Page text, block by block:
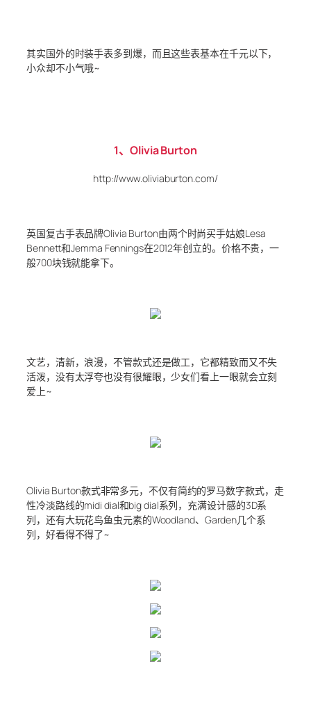
其实国外的时装手表多到爆，而且这些表基本在千元以下，
小众却不小气哦~
1、Olivia Burton
http://www.oliviaburton.com/
英国复古手表品牌Olivia Burton由两个时尚买手姑娘Lesa
Bennett和Jemma Fennings在2012年创立的。价格不贵，一
般700块钱就能拿下。
文艺，清新，浪漫，不管款式还是做工，它都精致而又不失
活泼，没有太浮夸也没有很耀眼，少女们看上一眼就会立刻
爱上~
Olivia Burton款式非常多元，不仅有简约的罗马数字款式，走
性冷淡路线的midi dial和big dial系列，充满设计感的3D系
列，还有大玩花鸟鱼虫元素的Woodland、Garden几个系
列，好看得不得了~